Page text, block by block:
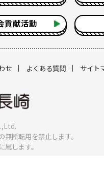
貢献活動
せ よくある質問 サイト
断転用を禁止します。
します。